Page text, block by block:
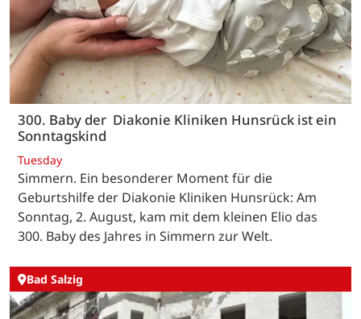
300. Baby der Diakonie Kliniken Hunsrück ist ein
Sonntagskind
Tuesday
Simmern. Ein besonderer Moment für die
Geburtshilfe der Diakonie Kliniken Hunsrück: Am
Sonntag, 2. August, kam mit dem kleinen Elio das
300. Baby des Jahres in Simmern zur Welt.
Bad Salzig